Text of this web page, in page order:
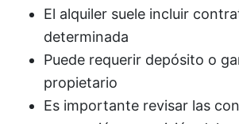
El alquiler suele incluir
determinada
Puede requerir depósito o
propietario
Es importante revisar las